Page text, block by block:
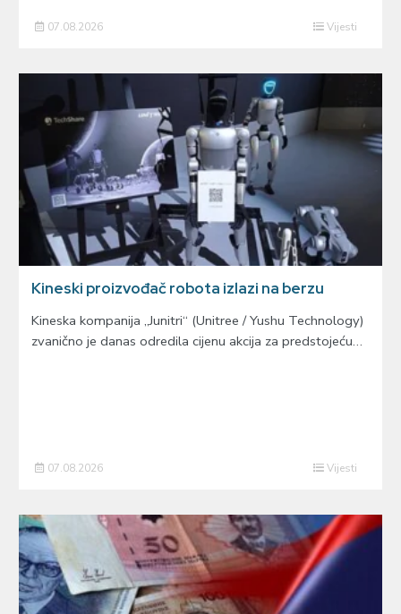
07.08.2026 Vijesti
Kineski proizvođač robota izlazi na berzu
Kineska kompanija „Junitri“ (Unitree / Yushu Technology)
zvanično je danas odredila cijenu akcija za predstojeću…
07.08.2026 Vijesti